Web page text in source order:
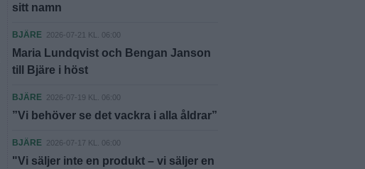
sitt namn
BJÄRE 2026-07-21 KL. 06:00
Maria Lundqvist och Bengan Janson
till Bjäre i höst
BJÄRE 2026-07-19 KL. 06:00
”Vi behöver se det vackra i alla åldrar”
BJÄRE 2026-07-17 KL. 06:00
"Vi säljer inte en produkt – vi säljer en